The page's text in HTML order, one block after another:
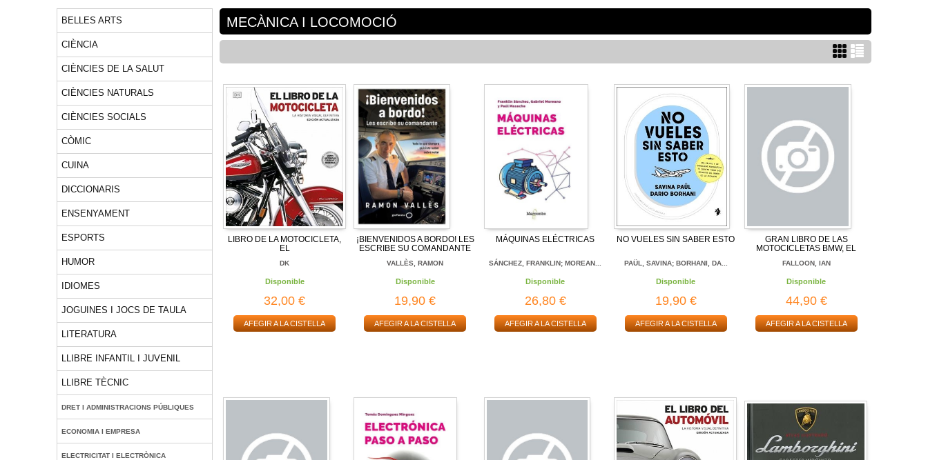
BELLES ARTS
CIÈNCIA
CIÈNCIES DE LA SALUT
CIÈNCIES NATURALS
CIÈNCIES SOCIALS
CÒMIC
CUINA
DICCIONARIS
ENSENYAMENT
ESPORTS
HUMOR
IDIOMES
JOGUINES I JOCS DE TAULA
LITERATURA
LLIBRE INFANTIL I JUVENIL
LLIBRE TÈCNIC
DRET I ADMINISTRACIONS PÚBLIQUES
ECONOMIA I EMPRESA
ELECTRICITAT I ELECTRÒNICA
MECÀNICA I LOCOMOCIÓ
LIBRO DE LA MOTOCICLETA,
EL
DK
Disponible
32,00 €
AFEGIR A LA CISTELLA
¡BIENVENIDOS A BORDO! LES
ESCRIBE SU COMANDANTE
VALLÈS, RAMON
Disponible
19,90 €
AFEGIR A LA CISTELLA
MÁQUINAS ELÉCTRICAS
SÁNCHEZ, FRANKLIN; MOREAN...
Disponible
26,80 €
AFEGIR A LA CISTELLA
NO VUELES SIN SABER ESTO
PAÜL, SAVINA; BORHANI, DA...
Disponible
19,90 €
AFEGIR A LA CISTELLA
GRAN LIBRO DE LAS
MOTOCICLETAS BMW, EL
FALLOON, IAN
Disponible
44,90 €
AFEGIR A LA CISTELLA